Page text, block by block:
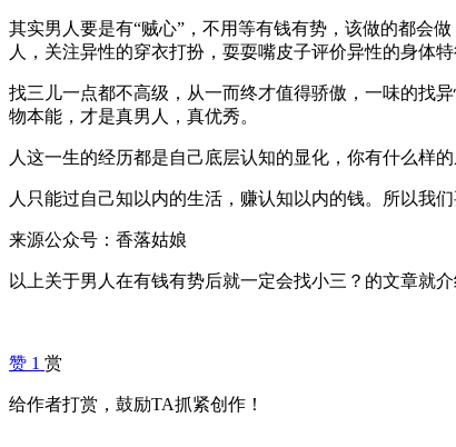
其实男人要是有“贼心”，不用等有钱有势，该做的都会
人，关注异性的穿衣打扮，耍耍嘴皮子评价异性的身体特
找三儿一点都不高级，从一而终才值得骄傲，一味的找
物本能，才是真男人，真优秀。
人这一生的经历都是自己底层认知的显化，你有什么样
人只能过自己知以内的生活，赚认知以内的钱。所以我
来源公众号：香落姑娘
以上关于男人在有钱有势后就一定会找小三？的文章就
赞 1 赏
给作者打赏，鼓励TA抓紧创作！